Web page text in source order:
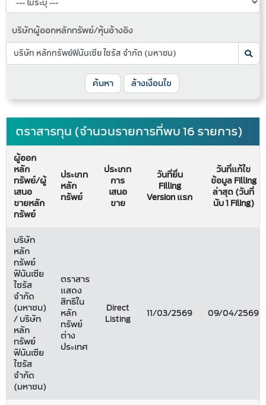
บริษัทผู้ออกหลักทรัพย์/หุ้นอ้างอิง
ค้นหา ล้างเงื่อนไข
ตราสารทุน (จำนวนรายการที่พบ 16 รายการ)
ผู้ออก
หลัก
ทรัพย์/ผู้
เสนอ
ขายหลัก
ทรัพย์
ประเภท
หลัก
ทรัพย์
ประเภท
การ
เสนอ
ขาย
วันที่ยื่น
Filling
Version แรก
วันที่แก้ไข
ข้อมูล Filling
ล่าสุด (วันที่
นับ 1 Filing)
บริษัท
หลัก
ทรัพย์
ฟินันเซีย
ไซรัส
จำกัด
(มหาชน)
/ บริษัท
หลัก
ทรัพย์
ฟินันเซีย
ไซรัส
จำกัด
(มหาชน)
ตราสาร
แสดง
สิทธิใน
หลัก
ทรัพย์
ต่าง
ประเทศ
Direct
Listing
11/03/2569 09/04/2569